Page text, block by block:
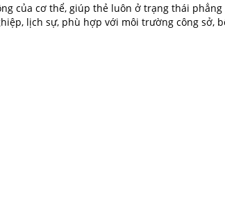
của cơ thể, giúp thẻ luôn ở trạng thái
lịch sự, phù hợp với môi trường công sở,